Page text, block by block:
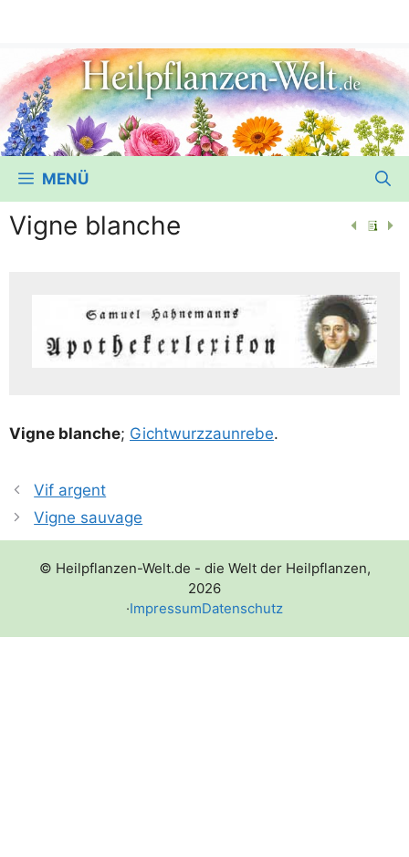
MENÜ
Vigne blanche
Vigne blan­che; Gicht­wurz­zaun­re­be.
Vif argent
Vigne sauvage
© Heilpflanzen-Welt.de - die Welt der Heilpflanzen,
2026
·ImpressumDatenschutz